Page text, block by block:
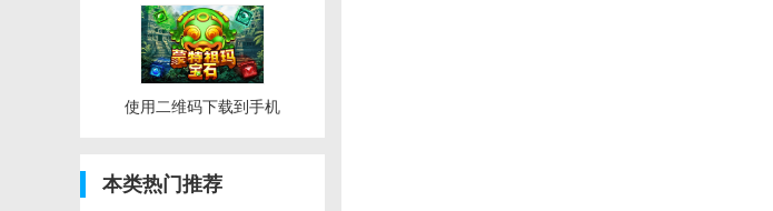
使用二维码下载到手机
本类热门推荐